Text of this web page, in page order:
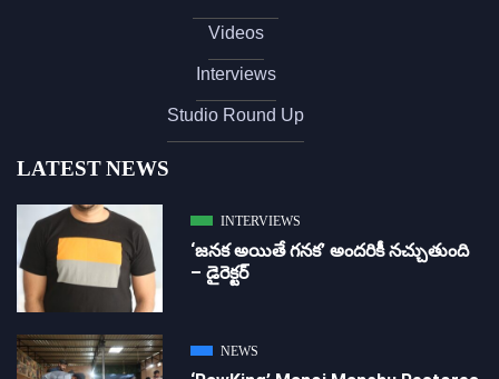
Videos
Interviews
Studio Round Up
LATEST NEWS
INTERVIEWS
‘జ‌న‌క అయితే గ‌న‌క‌’ అందరికీ నచ్చుతుంది
– డైరెక్ట‌ర్
NEWS